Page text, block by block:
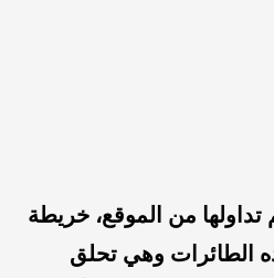
من الموقع، خريطة
الطائرات وهي تحلق